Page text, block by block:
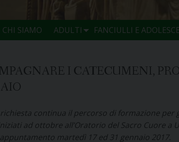
CHI SIAMO ADULTI FANCIULLI E
I CATECUMENI,
continua il percorso di formazione per
ad ottobre all’Oratorio del Sacro Cuore a
martedì 17 ed 31 gennaio 2017.